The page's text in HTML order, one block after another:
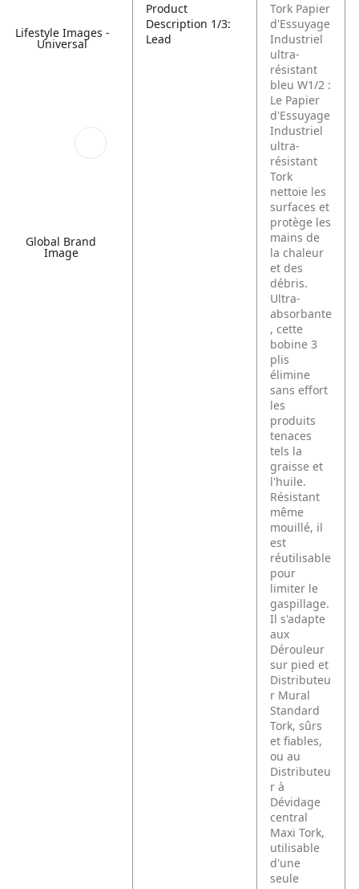
Lifestyle Images -
Universal
Global Brand
Image
Product
Description 1/3:
Lead
Tork Papier
d'Essuyage
Industriel
ultra-
résistant
bleu W1/2 :
Le Papier
d'Essuyage
Industriel
ultra-
résistant
Tork
nettoie les
surfaces et
protège les
mains de
la chaleur
et des
débris.
Ultra-
absorbante
, cette
bobine 3
plis
élimine
sans effort
les
produits
tenaces
tels la
graisse et
l'huile.
Résistant
même
mouillé, il
est
réutilisable
pour
limiter le
gaspillage.
Il s'adapte
aux
Dérouleur
sur pied et
Distributeu
r Mural
Standard
Tork, sûrs
et fiables,
ou au
Distributeu
r à
Dévidage
central
Maxi Tork,
utilisable
d'une
seule